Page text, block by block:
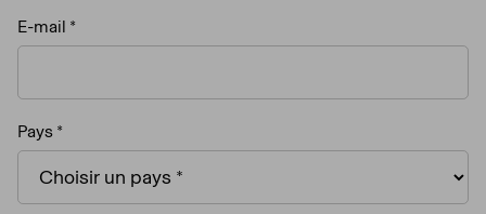
E-mail
Pays